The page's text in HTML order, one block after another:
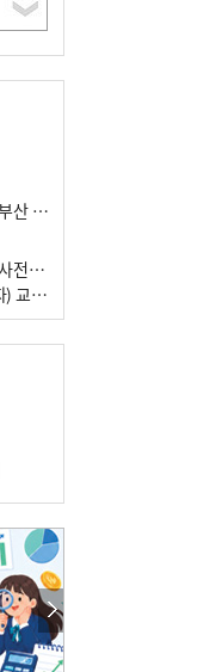
‘장수기업 세무조사 유예’ 파격 인센티브, 부산 유출 막을까
부산선관위 지선 Q&A ③ 사전투표 일정·사전투표함 보관
부산선관위 지선 Q&A ② 선거운동(유권자) 교육감투표용지